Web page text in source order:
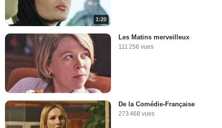
1:20
Les Matins merveilleux
111 256 vues
De la Comédie-Française
273 468 vues